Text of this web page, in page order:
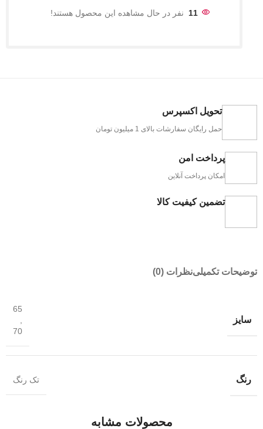
11 نفر در حال مشاهده این محصول هستند!
تحویل اکسپرس
حمل رایگان سفارشات بالای 1 میلیون تومان
پرداخت امن
امکان پرداخت آنلاین
تضمین کیفیت کالا
توضیحات تکمیلینظرات (0)
سایز
65
70
رنگ تک رنگ
محصولات مشابه